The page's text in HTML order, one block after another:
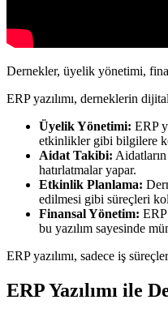
Dernekler, üyelik yönetimi,
ERP yazılımı, derneklerin
Üyelik Yönetimi: ERP
etkinlikler gibi bilgilere
Aidat Takibi:
hatırlatmalar yapar.
Etkinlik Planlama:
edilmesi gibi süreçleri
Finansal Yönetim:
bu yazılım sayesinde
ERP yazılımı, sadece iş
ERP Yazılımı ile